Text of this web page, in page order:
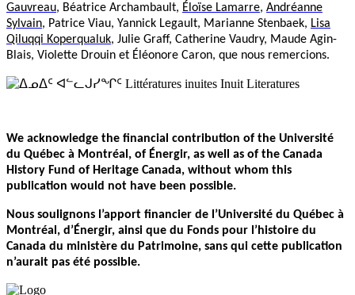
Gauvreau, Béatrice Archambault, Éloïse Lamarre, Andréanne
Sylvain, Patrice Viau, Yannick Legault, Marianne Stenbaek, Lisa
Qiluqqi Koperqualuk, Julie Graff, Catherine Vaudry, Maude Agin-
Blais, Violette Drouin et Éléonore Caron, que nous remercions.
We acknowledge the financial contribution of the Université
du Québec à Montréal, of Énergir, as well as of the Canada
History Fund of Heritage Canada, without whom this
publication would not have been possible.
Nous soulignons l’apport financier de l’Université du Québec à
Montréal, d’Énergir, ainsi que du Fonds pour l’histoire du
Canada du ministère du Patrimoine, sans qui cette publication
n’aurait pas été possible.